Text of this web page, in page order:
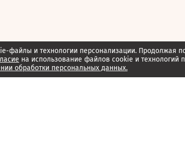
файлы и технологии персонализации. Продолжая
на использование файлов cookie и технологий
обработки персональных данных.